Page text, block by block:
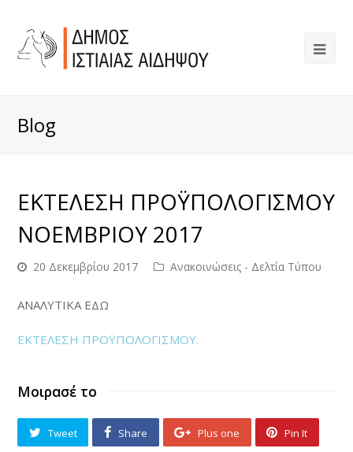
Blog
ΕΚΤΕΛΕΣΗ ΠΡΟΫΠΟΛΟΓΙΣΜΟΥ
ΝΟΕΜΒΡΙΟΥ 2017
20 Δεκεμβρίου 2017 Ανακοινώσεις - Δελτία Τύπου
ΑΝΑΛΥΤΙΚΑ ΕΔΩ
ΕΚΤΕΛΕΣΗ ΠΡΟΫΠΟΛΟΓΙΣΜΟΥ.
Μοιρασέ το
Tweet Share Plus one Pin It